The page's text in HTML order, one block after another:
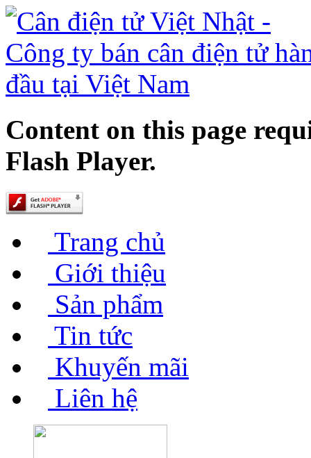
Content on this page
Flash Player.
Trang chủ
Giới thiệu
Sản phẩm
Tin tức
Khuyến mãi
Liên hệ